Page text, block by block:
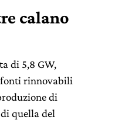
calano
di 5,8 GW,
fonti rinnovabili
di
quella del